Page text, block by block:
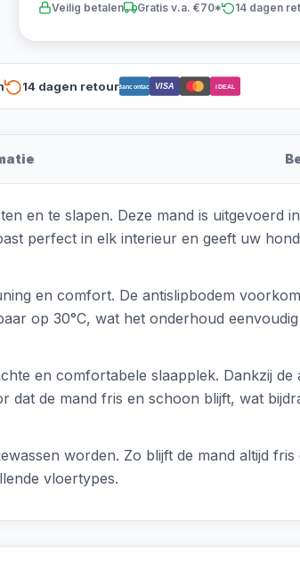
Veilig betalen Gratis v.a. €70* 14 dagen
14 dagen retourBancontact VISA iDEAL
en te slapen. Deze mand is uitgevoerd
perfect in elk interieur en geeft uw
en comfort. De antislipbodem
op 30°C, wat het onderhoud
en comfortabele slaapplek. Dankzij de
de mand fris en schoon blijft, wat
worden. Zo blijft de mand altijd fris
vloertypes.